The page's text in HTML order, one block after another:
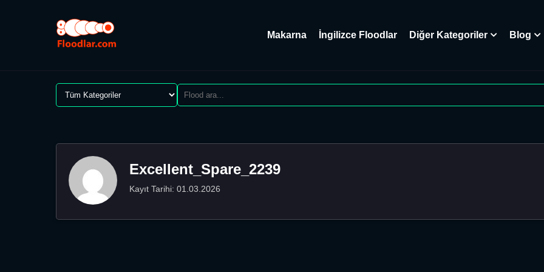
Makarna İngilizce Floodlar Diğer Kategoriler Blog
Excellent_Spare_2239
Kayıt Tarihi: 01.03.2026